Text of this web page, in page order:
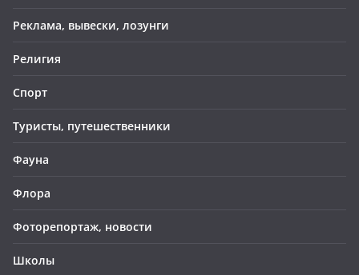
Реклама, вывески, лозунги
Религия
Спорт
Туристы, путешественники
Фауна
Флора
Фоторепортаж, новости
Школы